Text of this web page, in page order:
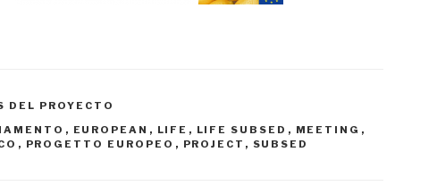
DEL PROYECTO
, EUROPEAN , LIFE , LIFE SUBSED , MEETING ,
, PROGETTO EUROPEO , PROJECT , SUBSED